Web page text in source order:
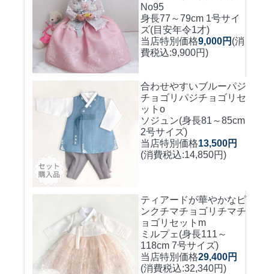
No95
身長77～79cm 1号サイ
ズ(目安年令1才)
当店特別価格9,000円 (消
費税込:9,900円)
合わせやすいブルーパジ
チョゴリ パジチョゴリセ
ットo
ソジュン(身長81～85cm
2号サイズ)
当店特別価格13,500円
(消費税込:14,850円)
ティアードが華やかなピ
ンクチマチョゴリ チマチ
ョゴリセットm
ミルプェ(身長111～
118cm 7号サイズ)
当店特別価格29,400円
(消費税込:32,340円)